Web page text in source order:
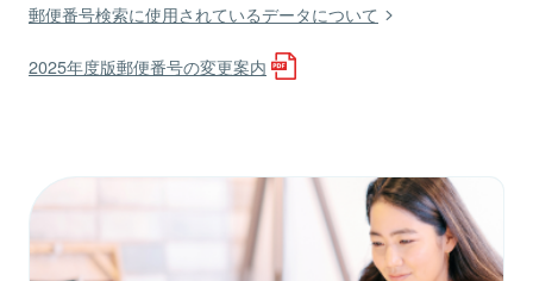
郵便番号検索に使用されているデータについて
2025年度版郵便番号の変更案内